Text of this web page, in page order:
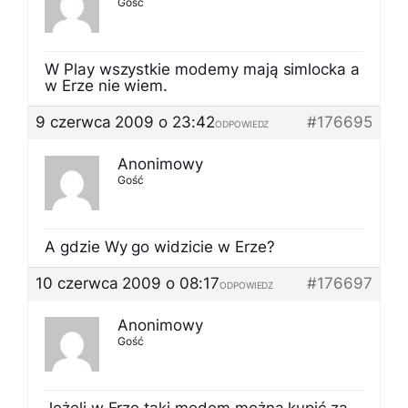
W Play wszystkie modemy mają simlocka a
w Erze nie wiem.
9 czerwca 2009 o 23:42
#176695
ODPOWIEDZ
Anonimowy
Gość
A gdzie Wy go widzicie w Erze?
10 czerwca 2009 o 08:17
#176697
ODPOWIEDZ
Anonimowy
Gość